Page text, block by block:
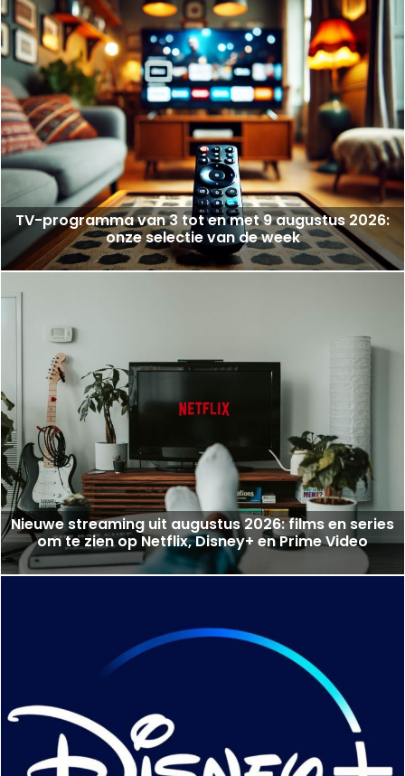
TV-programma van 3 tot en met 9 augustus 2026:
onze selectie van de week
Nieuwe streaming uit augustus 2026: films en series
om te zien op Netflix, Disney+ en Prime Video